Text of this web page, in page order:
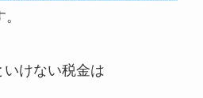
いけない税金は